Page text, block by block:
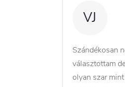
VJ
Szándékosan
választottam
olyan szar